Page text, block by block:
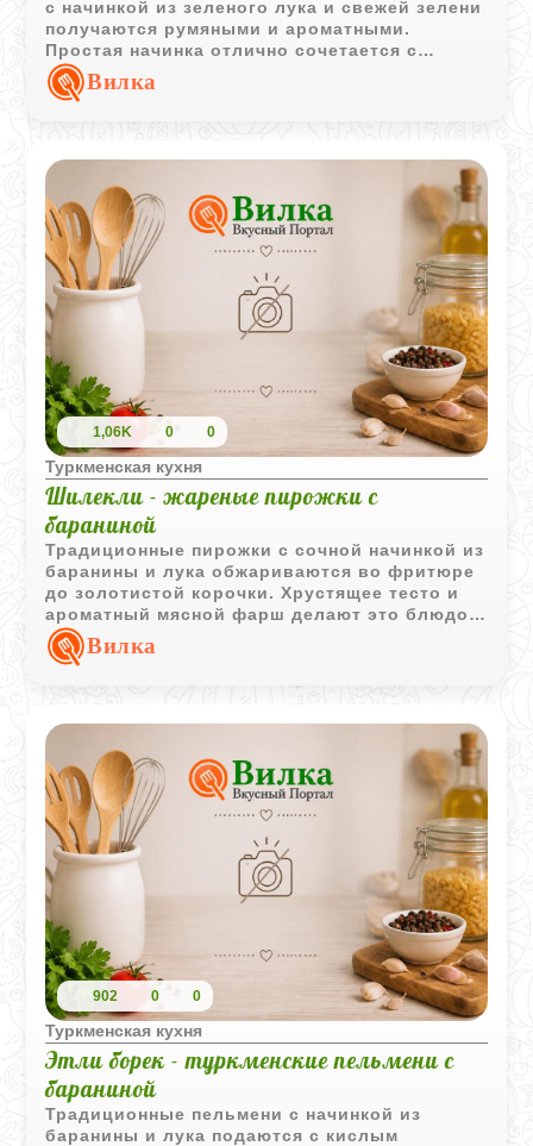
с начинкой из зеленого лука и свежей зелени
получаются румяными и ароматными.
Простая начинка отлично сочетается с
тонким хрустящим тестом.
Вилка
1,06K 0 0
Туркменская кухня
Шилекли - жареные пирожки с
бараниной
Традиционные пирожки с сочной начинкой из
баранины и лука обжариваются во фритюре
до золотистой корочки. Хрустящее тесто и
ароматный мясной фарш делают это блюдо
особенно сытным.
Вилка
902 0 0
Туркменская кухня
Этли борек - туркменские пельмени с
бараниной
Традиционные пельмени с начинкой из
баранины и лука подаются с кислым